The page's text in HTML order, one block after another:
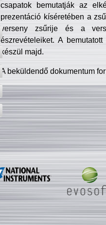
csapatok bemutatják az
prezentáció kíséretében a
verseny zsűrije és a
észrevételeiket. A
készül majd.
A beküldendő dokumentum